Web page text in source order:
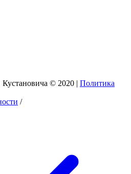
Кустановича © 2020 | Политика
/